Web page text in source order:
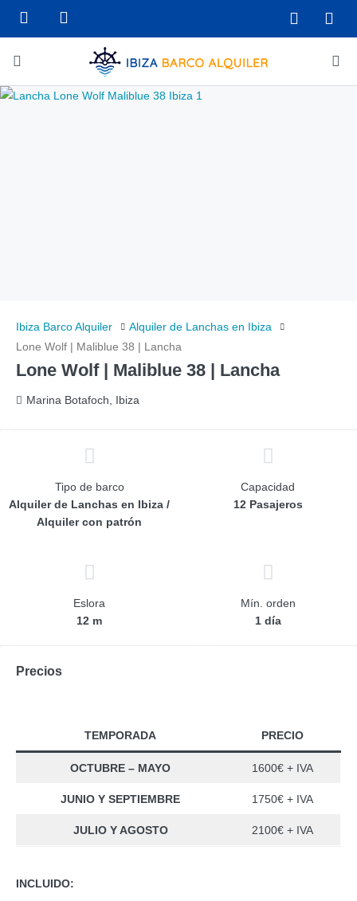
Ibiza Barco Alquiler
Alquiler de Lanchas en Ibiza
Lone Wolf | Maliblue 38 | Lancha
Lone Wolf | Maliblue 38 | Lancha
Marina Botafoch, Ibiza
Tipo de barco
Alquiler de Lanchas en Ibiza /
Alquiler con patrón
Capacidad
12 Pasajeros
Eslora
12 m
Mín. orden
1 día
Precios
TEMPORADA PRECIO
OCTUBRE – MAYO 1600€ + IVA
JUNIO Y SEPTIEMBRE 1750€ + IVA
JULIO Y AGOSTO 2100€ + IVA
INCLUIDO: